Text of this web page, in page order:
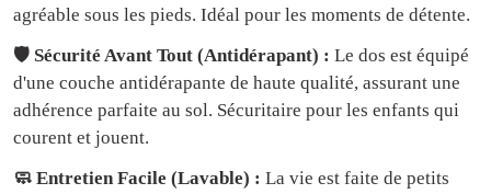
agréable sous les pieds. Idéal pour les moments de détente.
🛡️ Sécurité Avant Tout (Antidérapant) : Le dos est équipé
d'une couche antidérapante de haute qualité, assurant une
adhérence parfaite au sol. Sécuritaire pour les enfants qui
courent et jouent.
🧼 Entretien Facile (Lavable) : La vie est faite de petits